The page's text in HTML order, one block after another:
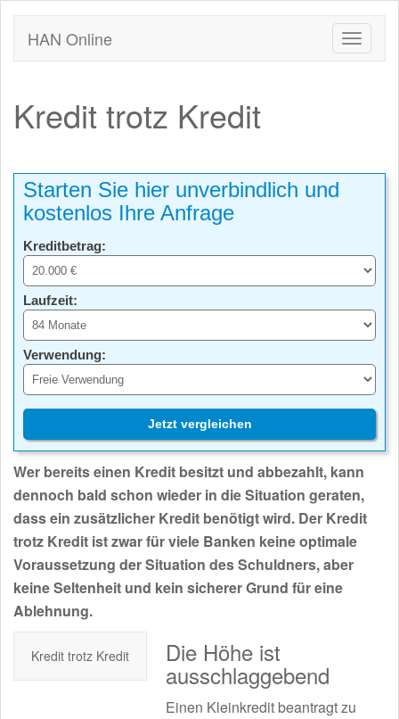
HAN Online
Kredit trotz Kredit
Starten Sie hier unverbindlich und
kostenlos Ihre Anfrage
Kreditbetrag:
Laufzeit:
Verwendung:
Jetzt vergleichen
Wer bereits einen Kredit besitzt und abbezahlt, kann
dennoch bald schon wieder in die Situation geraten,
dass ein zusätzlicher Kredit benötigt wird. Der Kredit
trotz Kredit ist zwar für viele Banken keine optimale
Voraussetzung der Situation des Schuldners, aber
keine Seltenheit und kein sicherer Grund für eine
Ablehnung.
Kredit trotz Kredit Die Höhe ist
ausschlaggebend
Einen Kleinkredit beantragt zu